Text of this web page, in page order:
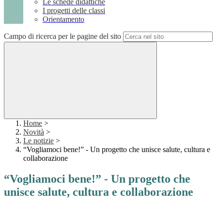
Le schede didattiche
I progetti delle classi
Orientamento
Campo di ricerca per le pagine del sito
Home >
Novità >
Le notizie >
“Vogliamoci bene!” - Un progetto che unisce salute, cultura e
collaborazione
“Vogliamoci bene!” - Un progetto che
unisce salute, cultura e collaborazione